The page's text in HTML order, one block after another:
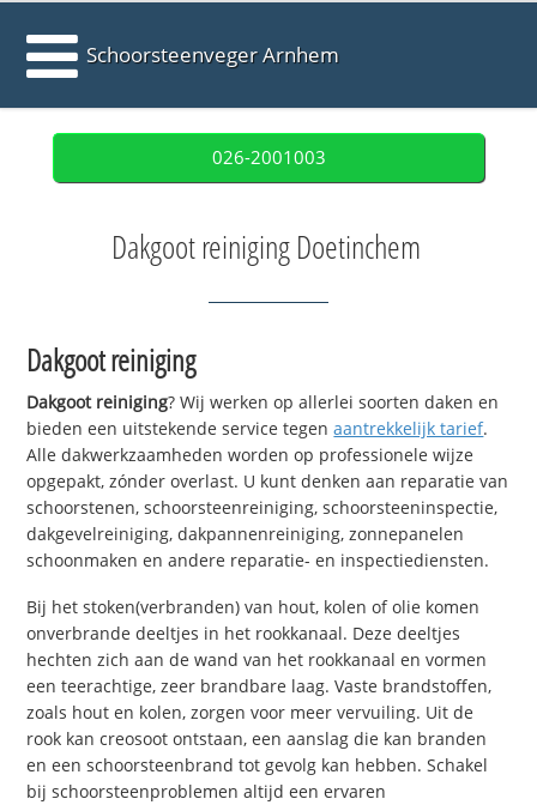
Schoorsteenveger Arnhem
026-2001003
Dakgoot reiniging Doetinchem
Dakgoot reiniging
Dakgoot reiniging? Wij werken op allerlei soorten daken en
bieden een uitstekende service tegenaantrekkelijk tarief.
Alle dakwerkzaamheden worden op professionele wijze
opgepakt, zónder overlast. U kunt denken aan reparatie van
schoorstenen, schoorsteenreiniging, schoorsteeninspectie,
dakgevelreiniging, dakpannenreiniging, zonnepanelen
schoonmaken en andere reparatie- en inspectiediensten.
Bij het stoken(verbranden) van hout, kolen of olie komen
onverbrande deeltjes in het rookkanaal. Deze deeltjes
hechten zich aan de wand van het rookkanaal en vormen
een teerachtige, zeer brandbare laag. Vaste brandstoffen,
zoals hout en kolen, zorgen voor meer vervuiling. Uit de
rook kan creosoot ontstaan, een aanslag die kan branden
en een schoorsteenbrand tot gevolg kan hebben. Schakel
bij schoorsteenproblemen altijd een ervaren